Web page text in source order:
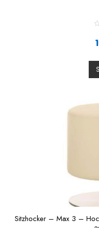
0
o
u
t
Sitzhocker – Max 3 –